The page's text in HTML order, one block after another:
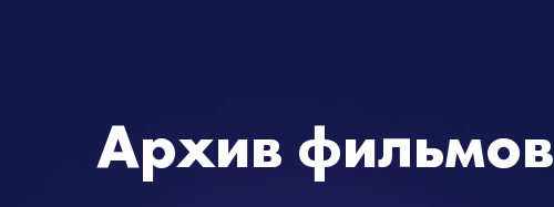
Архив фильмов